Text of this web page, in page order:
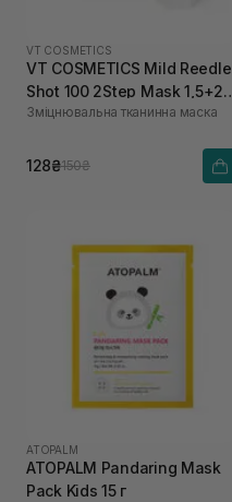
VT COSMETICS
VT COSMETICS Mild Reedle
Shot 100 2Step Mask 1,5+25
г
Зміцнювальна тканинна маска
128₴150₴
ATOPALM
ATOPALM Pandaring Mask
Pack Kids 15 г